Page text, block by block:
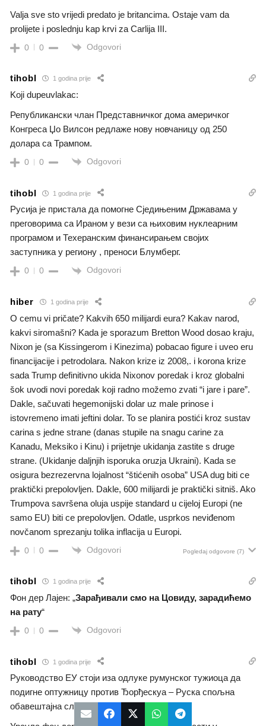
Valja sve sto vrijedi predato je britancima. Ostaje vam da
prolijete i poslednju kap krvi za Carlija III.
0 0 Odgovori
tihobl 1 godina prije
Koji dupeuvlakac:
Републикански члан Представничког дома америчког
Конгреса Џо Вилсон редлаже нову новчаницу од 250
долара са Трампом.
0 0 Odgovori
tihobl 1 godina prije
Русија је пристала да помогне Сједињеним Државама у
преговорима са Ираном у вези са њиховим нуклеарним
програмом и Техеранским финансирањем својих
заступника у региону , преноси Блумберг.
0 0 Odgovori
hiber 1 godina prije
O cemu vi pričate? Kakvih 650 milijardi eura? Kakav narod,
kakvi siromašni? Kada je sporazum Bretton Wood dosao kraju,
Nixon je (sa Kissingerom i Kinezima) pobacao figure i uveo eru
financijacije i petrodolara. Nakon krize iz 2008,. i korona krize
sada Trump definitivno ukida Nixonov poredak i kroz globalni
šok uvodi novi poredak koji radno možemo zvati “i jare i pare”.
Dakle, sačuvati hegemonijski dolar uz male prinose i
istovremeno imati jeftini dolar. To se planira postići kroz sustav
carina s jedne strane (danas stupile na snagu carine za
Kanadu, Meksiko i Kinu) i prijetnje ukidanja zastite s druge
strane. (Ukidanje daljnjih isporuka oruzja Ukraini). Kada se
osigura bezrezervna lojalnost “štićenih osoba” USA dug biti ce
praktički prepolovljen. Dakle, 600 milijardi je praktički sitniš. Ako
Trumpova savršena oluja uspije standard u cijeloj Europi (ne
samo EU) biti ce prepolovljen. Odatle, usprkos neviđenom
novčanom sprezanju tolika inflacija u Europi.
0 0 Odgovori Pogledaj odgovore (7)
tihobl 1 godina prije
Фон дер Лајен: „Зарађивали смо на Цовиду, зарадићемо
на рату“
0 0 Odgovori
tihobl 1 godina prije
Руководство ЕУ стоји иза одлуке румунског тужиоца да
подигне оптужницу против Ђорђескуа – Руска спољна
обавештајна служба.